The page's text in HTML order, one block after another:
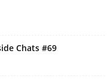
Chats #69